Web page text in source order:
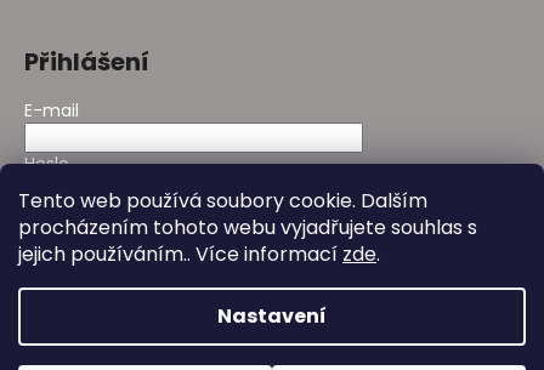
Tento web používá soubory cookie. Dalším
procházením tohoto webu vyjadřujete souhlas s
jejich používáním.. Více informací zde.
Nastavení
Přihlášení
E-mail
Heslo
PŘIHLÁSIT SE
Nová registraceZapomenuté heslo
Vytvořil Shoptet&Design - Studio Avocado